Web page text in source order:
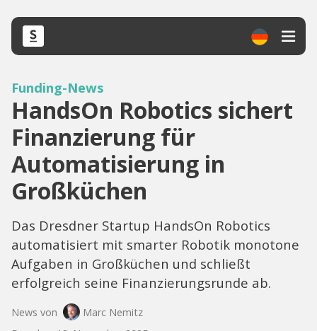
Funding-News
HandsOn Robotics sichert
Finanzierung für
Automatisierung in
Großküchen
Das Dresdner Startup HandsOn Robotics
automatisiert mit smarter Robotik monotone
Aufgaben in Großküchen und schließt
erfolgreich seine Finanzierungsrunde ab.
News von
Marc Nemitz